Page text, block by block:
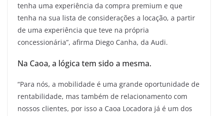
tenha uma experiência da compra premium e que
tenha na sua lista de considerações a locação, a partir
de uma experiência que teve na própria
concessionária”, afirma Diego Canha, da Audi.
Na Caoa, a lógica tem sido a mesma.
“Para nós, a mobilidade é uma grande oportunidade de
rentabilidade, mas também de relacionamento com
nossos clientes, por isso a Caoa Locadora já é um dos